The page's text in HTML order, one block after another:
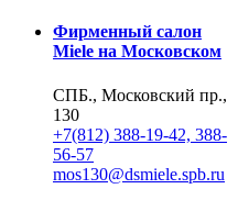
Фирменный салон
Miele на Московском
СПБ., Московский пр.,
130
+7(812) 388-19-42, 388-
56-57
mos130@dsmiele.spb.ru